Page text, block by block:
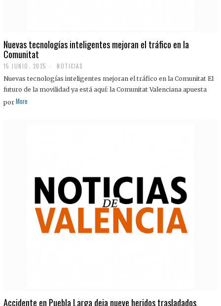
Nuevas tecnologías inteligentes mejoran el tráfico en la
Comunitat
15 JUNIO, 2025 NOTICIAS
Nuevas tecnologías inteligentes mejoran el tráfico en la Comunitat El
futuro de la movilidad ya está aquí: la Comunitat Valenciana apuesta
por More
Accidente en Puebla Larga deja nueve heridos trasladados